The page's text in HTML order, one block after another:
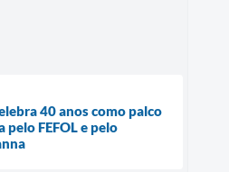
40 anos como palco
FEFOL e pelo